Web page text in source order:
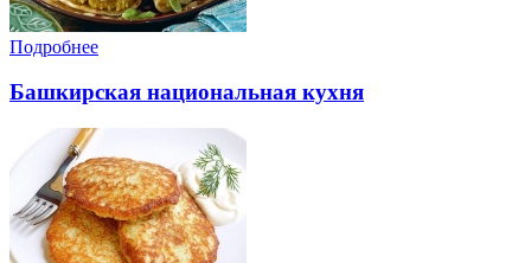
Подробнее
Башкирская национальная кухня